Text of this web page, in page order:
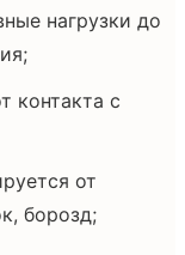
нагрузки до
контакта с
от
борозд;